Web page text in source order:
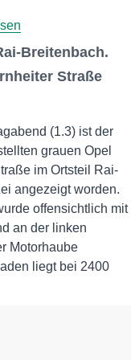
Breitenbach.
Straße
(1.3) ist der
grauen Opel
im Ortsteil Rai-
angezeigt worden.
offensichtlich mit
an der linken
Motorhaube
liegt bei 2400